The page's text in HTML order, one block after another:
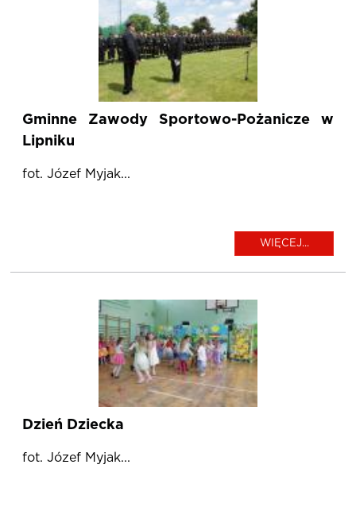
Gminne Zawody Sportowo-Pożanicze w
Lipniku
fot. Józef Myjak...
WIĘCEJ...
Dzień Dziecka
fot. Józef Myjak...